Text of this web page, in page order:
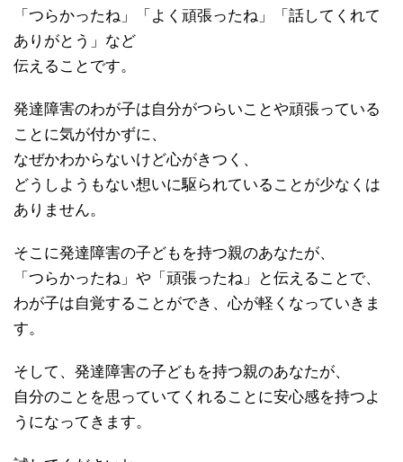
「つらかったね」「よく頑張ったね」「話してくれて
ありがとう」など
伝えることです。
発達障害のわが子は自分がつらいことや頑張っている
ことに気が付かずに、
なぜかわからないけど心がきつく、
どうしようもない想いに駆られていることが少なくは
ありません。
そこに発達障害の子どもを持つ親のあなたが、
「つらかったね」や「頑張ったね」と伝えることで、
わが子は自覚することができ、心が軽くなっていきま
す。
そして、発達障害の子どもを持つ親のあなたが、
自分のことを思っていてくれることに安心感を持つよ
うになってきます。